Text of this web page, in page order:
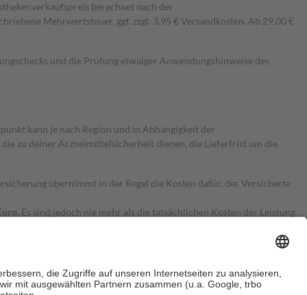
berechnet nach der
Mehrwertsteuer, ggf. zzgl. 3,95 € Versandkosten. Ab 29,00 €
und die Prüfung etwaiger Anwendungshinweise des
kann je nach Region und in Abhängigkeit der
zu deiner Arzneimittelsicherheit dienen, die Lieferfrist um die
übernimmt in der Regel die Kosten dafür, der Versicherte
Es sind jedoch nie mehr als die tatsächlichen Kosten der Leistung
Zuzahlungen an bei: